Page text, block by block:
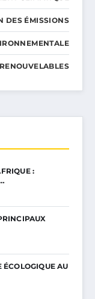
DES ÉMISSIONS
:
ÉCOLOGIQUE AU